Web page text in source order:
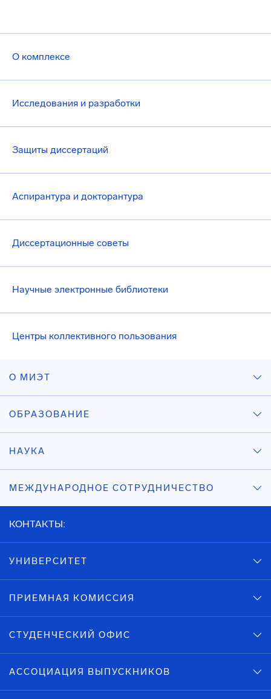
О комплексе
Исследования и разработки
Защиты диссертаций
Аспирантура и докторантура
Диссертационные советы
Научные электронные библиотеки
Центры коллективного пользования
О МИЭТ
ОБРАЗОВАНИЕ
НАУКА
МЕЖДУНАРОДНОЕ СОТРУДНИЧЕСТВО
КОНТАКТЫ:
УНИВЕРСИТЕТ
ПРИЕМНАЯ КОМИССИЯ
СТУДЕНЧЕСКИЙ ОФИС
АССОЦИАЦИЯ ВЫПУСКНИКОВ